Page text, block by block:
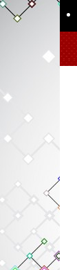
Skip